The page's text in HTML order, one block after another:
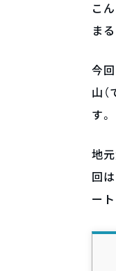
こ
ま
今
山
す。
地
回
ー